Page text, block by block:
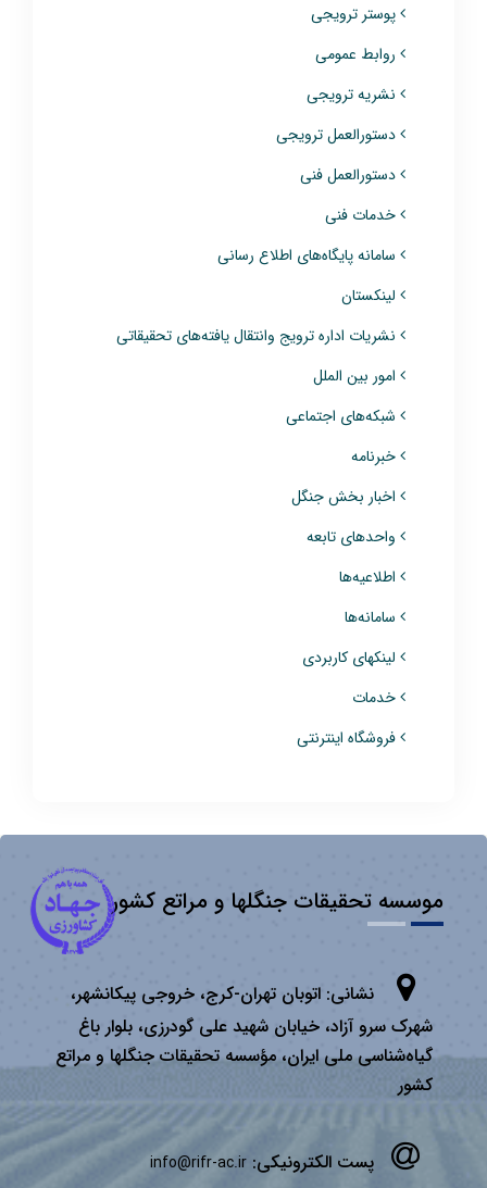
پوستر ترویجی
روابط عمومی
نشریه ترویجی
دستورالعمل ترویجی
دستورالعمل فنی
خدمات فنی
سامانه پایگاه‌های اطلاع رسانی
لینکستان
نشریات اداره ترویج وانتقال یافته‌های تحقیقاتی
امور بین الملل
شبکه‌های اجتماعی
خبرنامه
اخبار بخش جنگل
واحدهای تابعه
اطلاعیه‌ها
سامانه‌ها
لینکهای کاربردی
خدمات
فروشگاه اینترنتی
موسسه تحقیقات جنگلها و مراتع کشور
نشانی: اتوبان تهران­-كرج، خروجی پیكانشهر،
شهرک سرو آزاد، خیابان شهید علی گودرزی، بلوار باغ
گیاه‌شناسی ملی ایران، مؤسسه تحقیقات جنگلها و مراتع
كشور
پست الکترونیکی: info@rifr-ac.ir